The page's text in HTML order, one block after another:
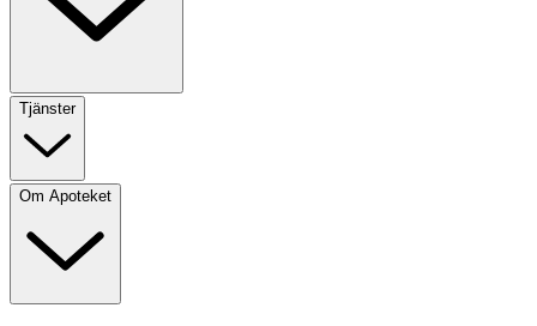
Tjänster
Om Apoteket